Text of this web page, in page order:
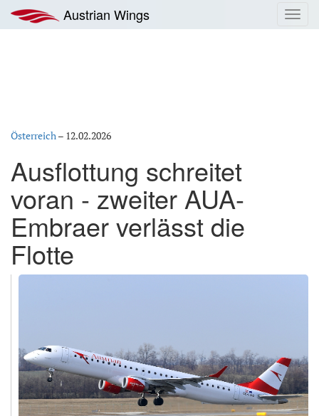
Inhalt
springen
Austrian Wings
Österreich– 12.02.2026
Ausflottung schreitet
voran - zweiter AUA-
Embraer verlässt die
Flotte